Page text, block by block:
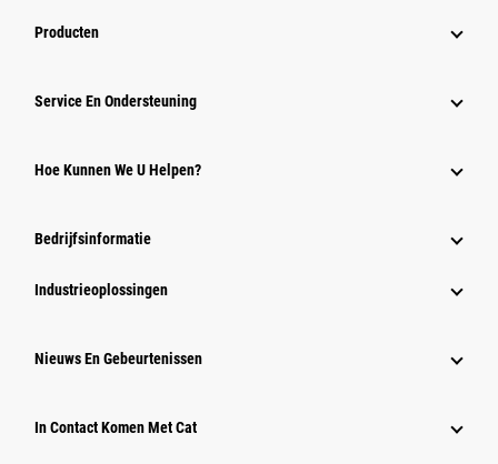
Producten
Service En Ondersteuning
Hoe Kunnen We U Helpen?
Bedrijfsinformatie
Industrieoplossingen
Nieuws En Gebeurtenissen
In Contact Komen Met Cat